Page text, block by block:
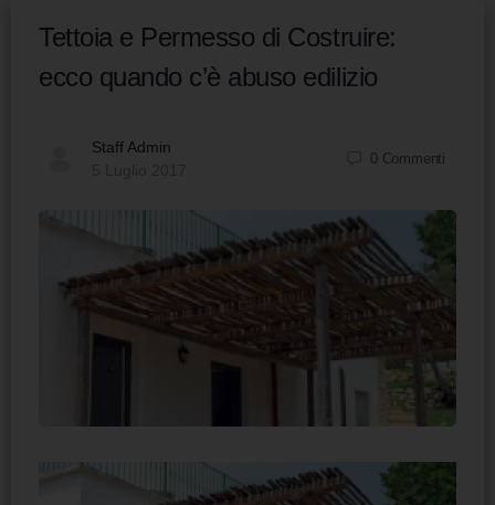
Tettoia e Permesso di Costruire:
ecco quando c’è abuso edilizio
Staff Admin
0 Commenti